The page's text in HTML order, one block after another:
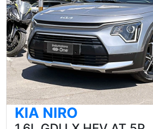
KIA NIRO